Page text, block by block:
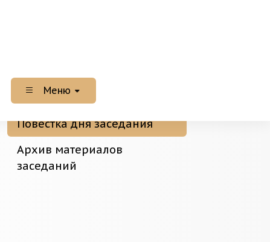
Меню
Повестка дня заседания
Архив материалов
заседаний